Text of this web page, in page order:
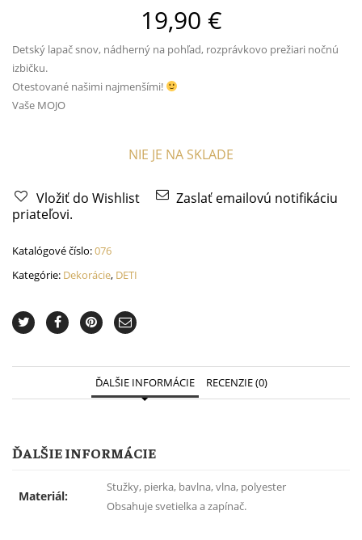
19,90 €
Detský lapač snov, nádherný na pohľad, rozprávkovo prežiari nočnú
izbičku.
Otestované našimi najmenšími!
Vaše MOJO
NIE JE NA SKLADE
Vložiť do Wishlist
Zaslať emailovú notifikáciu
priateľovi.
Katalógové číslo:076
Kategórie: Dekorácie, DETI
ĎALŠIE INFORMÁCIE RECENZIE (0)
ĎALŠIE INFORMÁCIE
Materiál:
Stužky, pierka, bavlna, vlna, polyester
Obsahuje svetielka a zapínač.